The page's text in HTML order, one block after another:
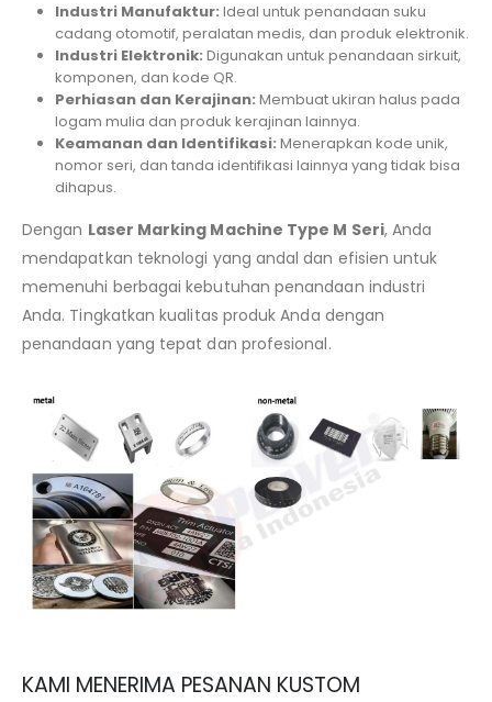
Industri Manufaktur: Ideal untuk penandaan suku
cadang otomotif, peralatan medis, dan produk elektronik.
Industri Elektronik: Digunakan untuk penandaan sirkuit,
komponen, dan kode QR.
Perhiasan dan Kerajinan: Membuat ukiran halus pada
logam mulia dan produk kerajinan lainnya.
Keamanan dan Identifikasi: Menerapkan kode unik,
nomor seri, dan tanda identifikasi lainnya yang tidak bisa
dihapus.
Dengan Laser Marking Machine Type M Seri, Anda
mendapatkan teknologi yang andal dan efisien untuk
memenuhi berbagai kebutuhan penandaan industri
Anda. Tingkatkan kualitas produk Anda dengan
penandaan yang tepat dan profesional.
KAMI MENERIMA PESANAN KUSTOM